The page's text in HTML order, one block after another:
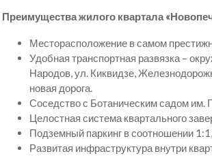
Преимущества жилого квартала
Месторасположение в самом
Удобная транспортная развязка –
Народов, ул. Киквидзе,
новая дорога.
Соседство с Ботаническим садом им.
Целостная система квартального
Подземный паркинг в соотношении
Развитая инфраструктура внутри